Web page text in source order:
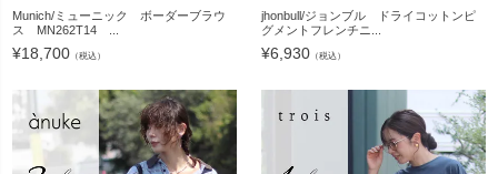
Munich/ミューニック ボーダーブラウ
ス MN262T14 ...
¥18,700 （税込）
jhonbull/ジョンブル ドライコットンピ
グメントフレンチニ...
¥6,930 （税込）